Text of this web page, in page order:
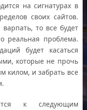
на сигнатурах в
своих сайтов.
то все будет
реальная проблема.
будет касаться
которые не прочь
килом, и забрать все
к следующим